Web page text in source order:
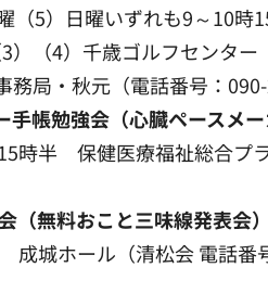
（5）日曜いずれも9～10
（4）千歳ゴルフセンタ
局・秋元（電話番号：090-
帳勉強会（心臓ペースメー
時半 保健医療福祉総合プ
無料おこと三味線発表会）
城ホール（清松会 電話番